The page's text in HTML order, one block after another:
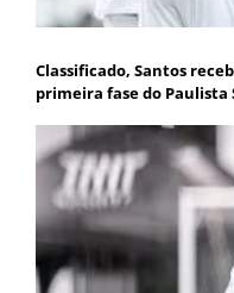
Classificado, Santos
primeira fase do Paulista